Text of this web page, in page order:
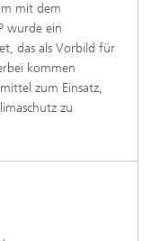
mit dem
wurde ein
das als Vorbild für
kommen
zum Einsatz,
zu